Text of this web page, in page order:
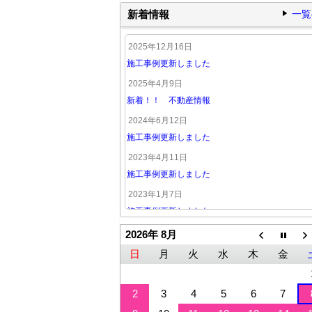
一
新着情報
2025年12月16日
施工事例更新しました
2025年4月9日
新着！！ 不動産情報
2024年6月12日
施工事例更新しました
2023年4月11日
施工事例更新しました
2023年1月7日
施工事例更新しました
2026年 8月
日
月 火 水 木 金
2
3 4 5 6 7